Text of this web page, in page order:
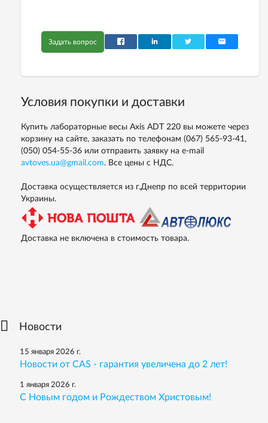
Задать вопрос
Условия покупки и доставки
Купить лабораторные весы Axis ADT 220 вы можете через
корзину на сайте, заказать по телефонам (067) 565-93-41,
(050) 054-55-36 или отправить заявку на e-mail
avtoves.ua@gmail.com. Все цены с НДС.
Доставка осуществляется из г.Днепр по всей территории
Украины.
Доставка не включена в стоимость товара.
Новости
15 января 2026 г.
Новости от CAS - гарантия увеличена до 2 лет!
1 января 2026 г.
С Новым годом и Рождеством Христовым!